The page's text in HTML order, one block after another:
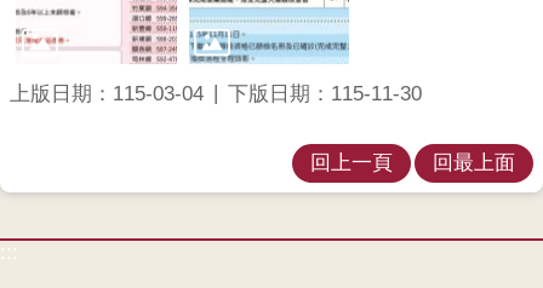
結
菌
上版日期：115-03-04 下版日期：115-11-30
回上一頁 回最上面
:::